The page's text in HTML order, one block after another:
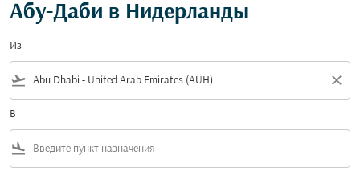
Абу-Даби в Нидерланды
Из
flight_takeoff close
В
flight_land